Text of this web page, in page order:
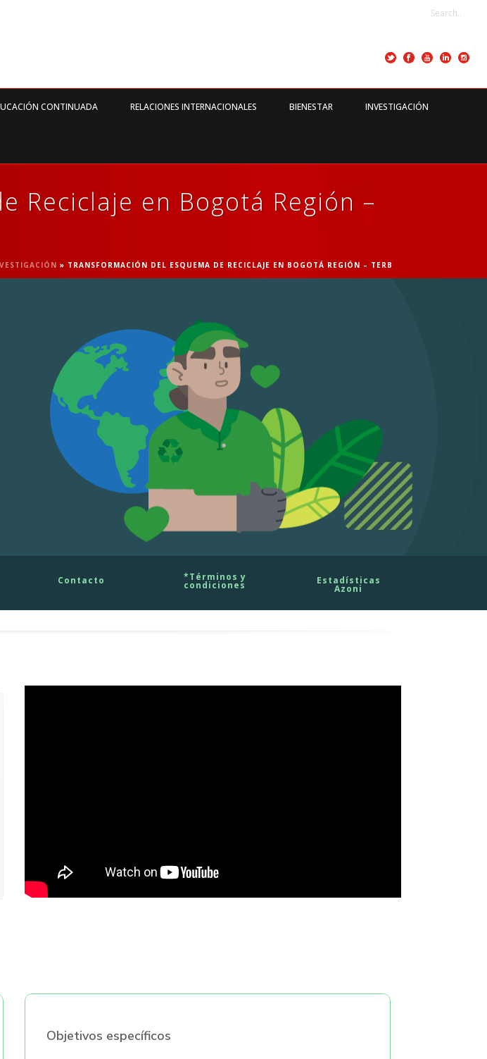
CONTINUADA RELACIONES INTERNACIONALES BIENESTAR INVESTIGACIÓN
Reciclaje en Bogotá Región –
» TRANSFORMACIÓN DEL ESQUEMA DE RECICLAJE EN BOGOTÁ REGIÓN – TERB
Contacto *Términos y
condiciones Estadísticas
Azoni
Objetivos específicos